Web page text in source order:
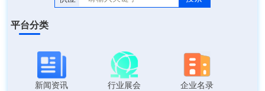
平台分类
新闻资讯 行业展会 企业名录